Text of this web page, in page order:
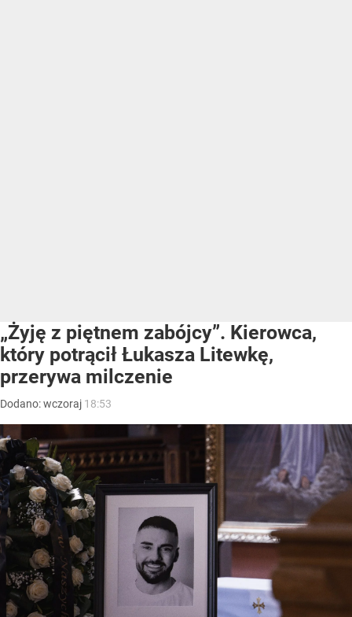
„Żyję z piętnem zabójcy”. Kierowca,
który potrącił Łukasza Litewkę,
przerywa milczenie
Dodano:wczoraj 18:53